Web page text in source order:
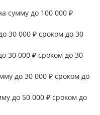
сумму до 100 000 ₽
30 000 ₽ сроком до 30
30 000 ₽ сроком до 30
до 30 000 ₽ сроком до
до 50 000 ₽ сроком до